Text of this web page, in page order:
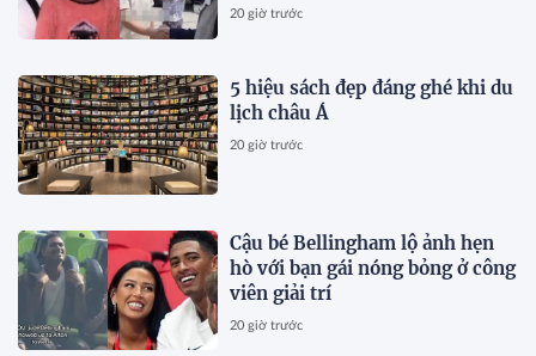
20 giờ trước
5 hiệu sách đẹp đáng ghé khi du
lịch châu Á
20 giờ trước
Cậu bé Bellingham lộ ảnh hẹn
hò với bạn gái nóng bỏng ở công
viên giải trí
20 giờ trước